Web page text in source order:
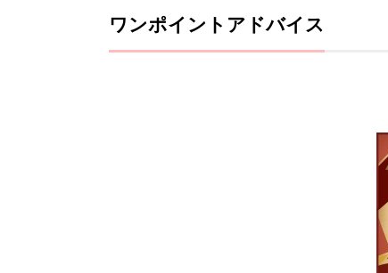
ワンポイントアドバイス